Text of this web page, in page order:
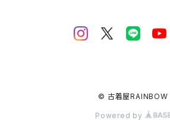
© 古着屋RAINBOW
Powered by